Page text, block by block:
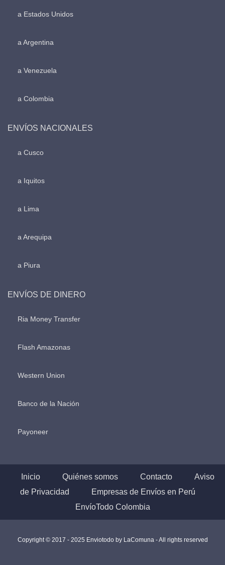
a Estados Unidos
a Argentina
a Venezuela
a Colombia
ENVÍOS NACIONALES
a Cusco
a Iquitos
a Lima
a Arequipa
a Piura
ENVÍOS DE DINERO
Ria Money Transfer
Flash Amazonas
Western Union
Banco de la Nación
Payoneer
Inicio Quiénes somos Contacto
Aviso
de Privacidad
Empresas de Envíos en Perú
EnvíoTodo Colombia
Copyright © 2017 - 2025 Enviotodo by LaComuna- All rights reserved